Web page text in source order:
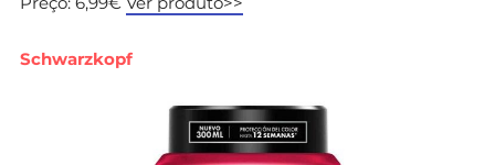
Schwarzkopf